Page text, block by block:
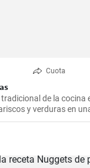
Cuota
de la cocina
y verduras en
ofrece una
cada región de
esta receta se acerca a